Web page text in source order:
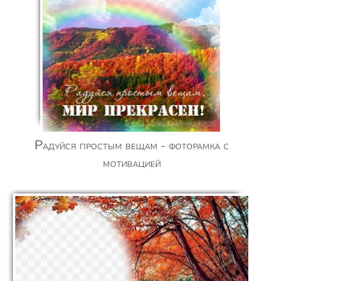
Радуйся простым вещам - фоторамка с
мотивацией